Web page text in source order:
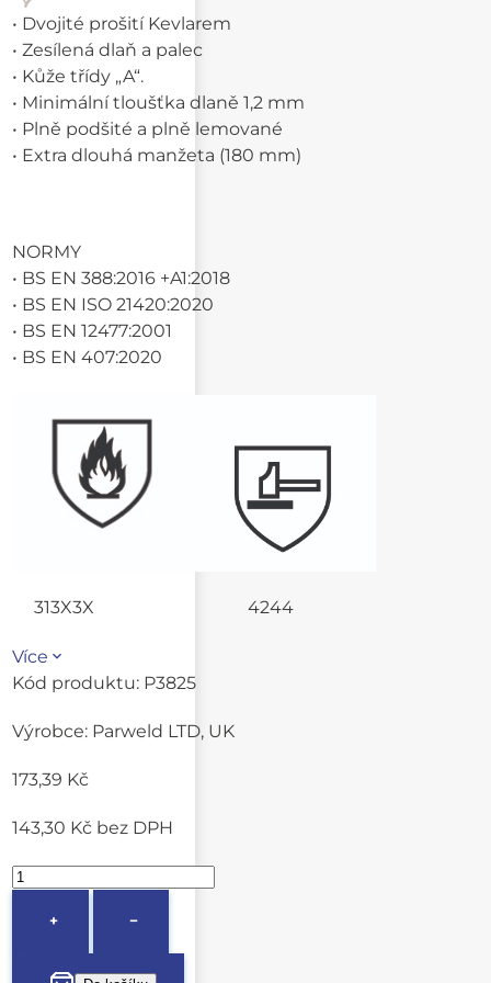
• Dvojité prošití Kevlarem
• Zesílená dlaň a palec
• Kůže třídy „A“.
• Minimální tloušťka dlaně 1,2 mm
• Plně podšité a plně lemované
• Extra dlouhá manžeta (180 mm)
NORMY
• BS EN 388:2016 +A1:2018
• BS EN ISO 21420:2020
• BS EN 12477:2001
• BS EN 407:2020
313X3X 4244
Více
Kód produktu: P3825
Výrobce: Parweld LTD, UK
173,39 Kč
143,30 Kč bez DPH
+ −